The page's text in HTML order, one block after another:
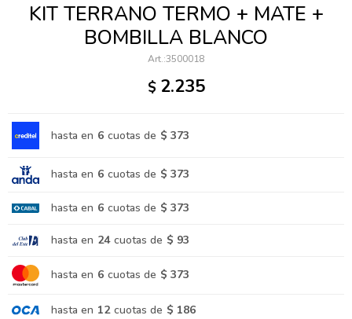
KIT TERRANO TERMO + MATE +
BOMBILLA BLANCO
3500018
$ 2.235
hasta en 6 cuotas de $ 373
hasta en 6 cuotas de $ 373
hasta en 6 cuotas de $ 373
hasta en 24 cuotas de $ 93
hasta en 6 cuotas de $ 373
hasta en 12 cuotas de $ 186